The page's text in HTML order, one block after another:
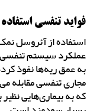
فواید تنفسی
استفاده از آئروسل
عملکرد سیستم تنفسی
به عمق ریه‌ها نفوذ
مجاری تنفسی مقابله
که به بیماری‌هایی